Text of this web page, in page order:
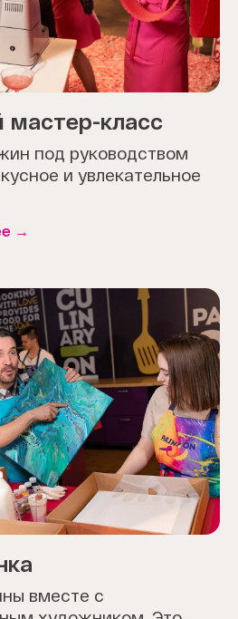
мастер-класс
под руководством
и увлекательное
вместе с